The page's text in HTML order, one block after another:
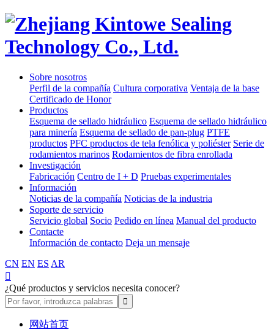
Sobre nosotros
Perfil de la compañía Cultura corporativa Ventaja de la base
Certificado de Honor
Productos
Esquema de sellado hidráulico Esquema de sellado hidráulico
para minería Esquema de sellado de pan-plug PTFE
productos PFC productos de tela fenólica y poliéster Serie de
rodamientos marinos Rodamientos de fibra enrollada
Investigación
Fabricación Centro de I + D Pruebas experimentales
Información
Noticias de la compañía Noticias de la industria
Soporte de servicio
Servicio global Socio Pedido en línea Manual del producto
Contacte
Información de contacto Deja un mensaje
CN EN ES AR

¿Qué productos y servicios necesita conocer?
网站首页